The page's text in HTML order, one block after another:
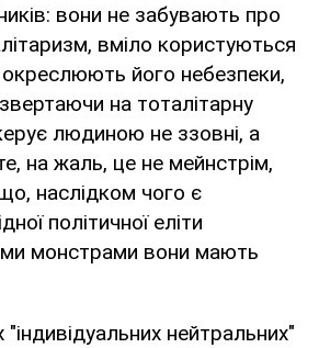
вони не забувають про
вміло користуються
його небезпеки,
на тоталітарну
людиною не ззовні, а
на жаль, це не мейнстрім,
наслідком чого є
політичної еліти
монстрами вони мають
нейтральних"